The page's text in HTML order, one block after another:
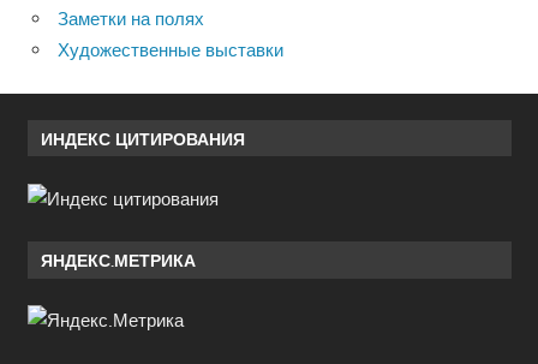
Заметки на полях
Художественные выставки
ИНДЕКС ЦИТИРОВАНИЯ
ЯНДЕКС.МЕТРИКА